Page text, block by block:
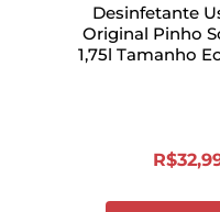
Desinfetante
Original Pinho
1,75l Tamanho
R$32,